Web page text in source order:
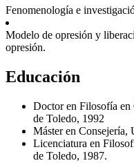
Fenomenología e
Modelo de opresión y
opresión.
Educación
Doctor en Filosofía
de Toledo, 1992
Máster en Consejería,
Licenciatura en
de Toledo, 1987.